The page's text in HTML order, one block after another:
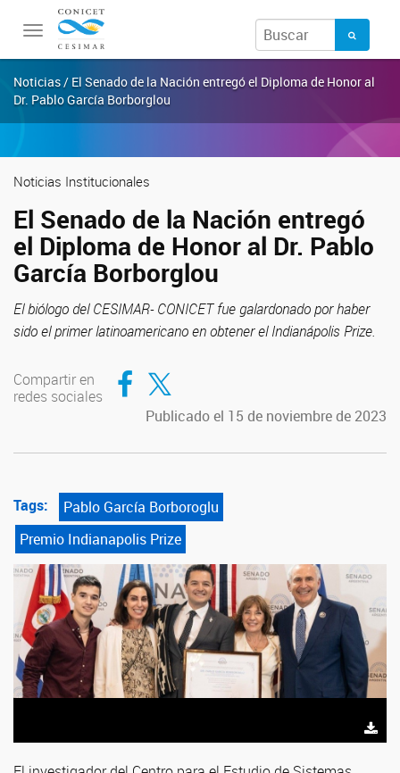
Toggle
navigation
Noticias / El Senado de la Nación entregó el Diploma de Honor al
Dr. Pablo García Borborglou
Noticias Institucionales
El Senado de la Nación entregó
el Diploma de Honor al Dr. Pablo
García Borborglou
El biólogo del CESIMAR- CONICET fue galardonado por haber
sido el primer latinoamericano en obtener el Indianápolis Prize.
Compartir en
redes sociales
Compartir en Facebook
Compartir en Twitter
Publicado el 15 de noviembre de 2023
Tags:
Pablo García Borboroglu
Premio Indianapolis Prize